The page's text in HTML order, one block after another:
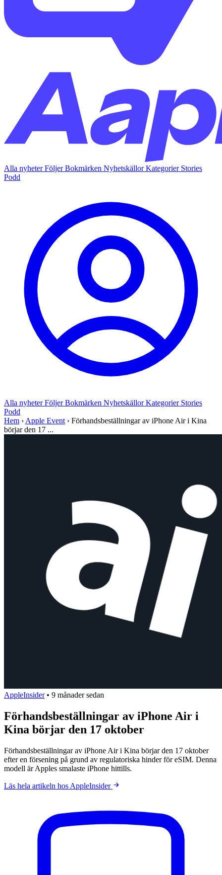
Alla nyheterFöljerBokmärken NyhetskällorKategorier Stories
Podd
Alla nyheterFöljerBokmärken NyhetskällorKategorier Stories
Podd
Hem › Apple Event › Förhandsbeställningar av iPhone Air i Kina
börjar den 17 ...
AppleInsider • 9 månader sedan
Förhandsbeställningar av iPhone Air i
Kina börjar den 17 oktober
Förhandsbeställningar av iPhone Air i Kina börjar den 17 oktober
efter en försening på grund av regulatoriska hinder för eSIM. Denna
modell är Apples smalaste iPhone hittills.
Läs hela artikeln hos AppleInsider